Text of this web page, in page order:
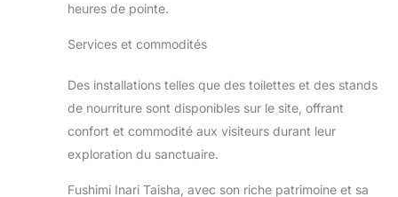
heures de pointe.
Services et commodités
Des installations telles que des toilettes et des stands
de nourriture sont disponibles sur le site, offrant
confort et commodité aux visiteurs durant leur
exploration du sanctuaire.
Fushimi Inari Taisha, avec son riche patrimoine et sa